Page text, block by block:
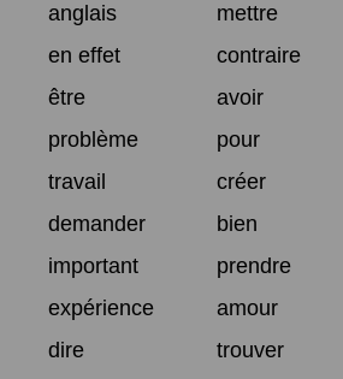
anglais
mettre
en effet
contraire
être
avoir
problème
pour
travail
créer
demander
bien
important
prendre
expérience
amour
dire
trouver